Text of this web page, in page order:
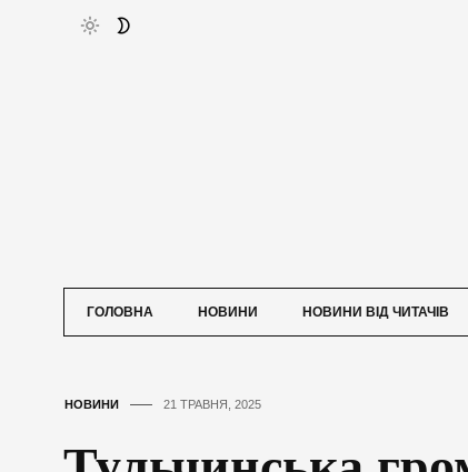
ГОЛОВНА НОВИНИ НОВИНИ ВІД ЧИТАЧІВ
НОВИНИ 21 ТРАВНЯ, 2025